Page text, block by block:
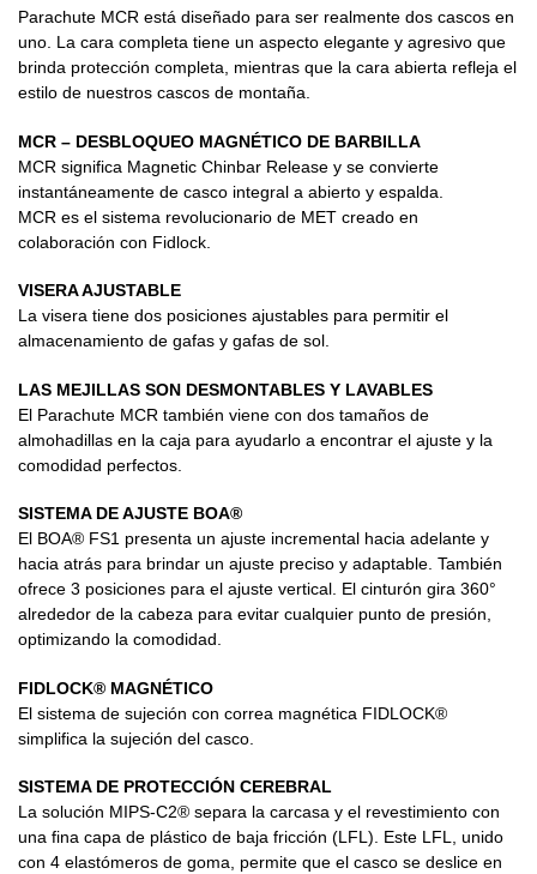
Parachute MCR está diseñado para ser realmente dos cascos en
uno. La cara completa tiene un aspecto elegante y agresivo que
brinda protección completa, mientras que la cara abierta refleja el
estilo de nuestros cascos de montaña.
MCR – DESBLOQUEO MAGNÉTICO DE BARBILLA
MCR significa Magnetic Chinbar Release y se convierte
instantáneamente de casco integral a abierto y espalda.
MCR es el sistema revolucionario de MET creado en
colaboración con Fidlock.
VISERA AJUSTABLE
La visera tiene dos posiciones ajustables para permitir el
almacenamiento de gafas y gafas de sol.
LAS MEJILLAS SON DESMONTABLES Y LAVABLES
El Parachute MCR también viene con dos tamaños de
almohadillas en la caja para ayudarlo a encontrar el ajuste y la
comodidad perfectos.
SISTEMA DE AJUSTE BOA®
El BOA® FS1 presenta un ajuste incremental hacia adelante y
hacia atrás para brindar un ajuste preciso y adaptable. También
ofrece 3 posiciones para el ajuste vertical. El cinturón gira 360°
alrededor de la cabeza para evitar cualquier punto de presión,
optimizando la comodidad.
FIDLOCK® MAGNÉTICO
El sistema de sujeción con correa magnética FIDLOCK®
simplifica la sujeción del casco.
SISTEMA DE PROTECCIÓN CEREBRAL
La solución MIPS-C2® separa la carcasa y el revestimiento con
una fina capa de plástico de baja fricción (LFL). Este LFL, unido
con 4 elastómeros de goma, permite que el casco se deslice en